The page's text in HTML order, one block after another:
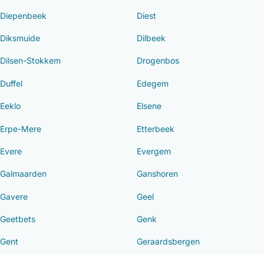
Diepenbeek Diest
Diksmuide Dilbeek
Dilsen-Stokkem Drogenbos
Duffel Edegem
Eeklo Elsene
Erpe-Mere Etterbeek
Evere Evergem
Galmaarden Ganshoren
Gavere Geel
Geetbets Genk
Gent Geraardsbergen